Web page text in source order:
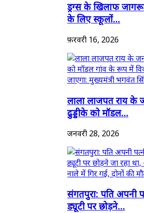
ड्रग्स के खिलाफ
के लिए स्कूलों...
फ़रवरी 16, 2026
लाला लाजपत राय के
ढुड्डीके को मॉडल...
जनवरी 28, 2026
संगतपुरा: पति अपनी
ड्यूटी पर छोड़ने...